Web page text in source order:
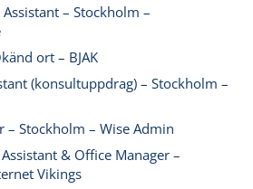
– Stockholm –
ort – BJAK
(konsultuppdrag) – Stockholm –
– Stockholm – Wise Admin
Assistant & Office Manager –
Vikings